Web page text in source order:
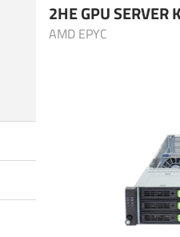
2HE GPU SERVER
AMD EPYC